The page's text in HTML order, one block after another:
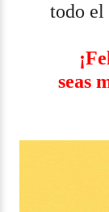
todo el
seas